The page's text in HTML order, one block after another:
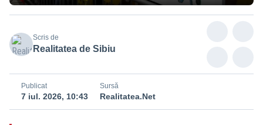
Scris de
Realitatea de Sibiu
Publicat
7 iul. 2026, 10:43
Sursă
Realitatea.Net